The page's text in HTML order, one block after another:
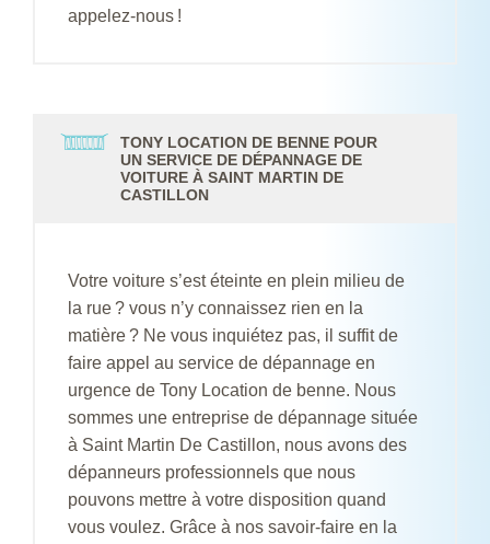
appelez-nous !
TONY LOCATION DE BENNE POUR
UN SERVICE DE DÉPANNAGE DE
VOITURE À SAINT MARTIN DE
CASTILLON
Votre voiture s’est éteinte en plein milieu de
la rue ? vous n’y connaissez rien en la
matière ? Ne vous inquiétez pas, il suffit de
faire appel au service de dépannage en
urgence de Tony Location de benne. Nous
sommes une entreprise de dépannage située
à Saint Martin De Castillon, nous avons des
dépanneurs professionnels que nous
pouvons mettre à votre disposition quand
vous voulez. Grâce à nos savoir-faire en la